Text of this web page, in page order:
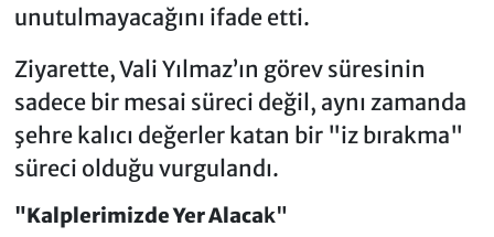
unutulmayacağını ifade etti.
Ziyarette, Vali Yılmaz’ın görev süresinin
sadece bir mesai süreci değil, aynı zamanda
şehre kalıcı değerler katan bir "iz bırakma"
süreci olduğu vurgulandı.
"Kalplerimizde Yer Alacak"